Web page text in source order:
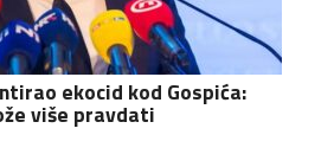
ekocid kod Gospića:
više pravdati